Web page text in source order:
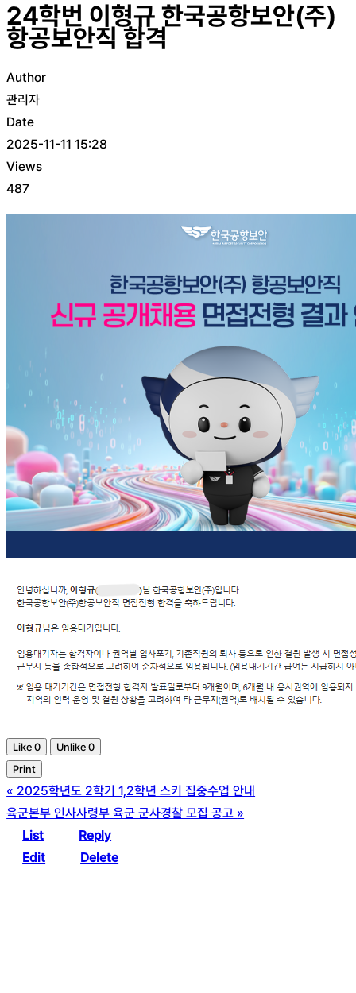
24학번 이형규 한국공항보안(주)
항공보안직 합격
Author
관리자
Date
2025-11-11 15:28
Views
487
Like0 Unlike0
Print
« 2025학년도 2학기 1,2학년 스키 집중수업 안내
육군본부 인사사령부 육군 군사경찰 모집 공고 »
List
Reply
Edit
Delete